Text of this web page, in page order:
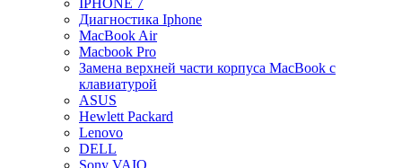
IPHONE 7
Диагностика Iphone
MacBook Air
Macbook Pro
Замена верхней части корпуса MacBook с
клавиатурой
ASUS
Hewlett Packard
Lenovo
DELL
Sony VAIO